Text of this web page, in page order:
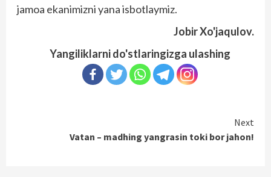
jamoa ekanimizni yana isbotlaymiz.
Jobir Xo'jaqulov.
Yangiliklarni do'stlaringizga ulashing
Reading
Next
Vatan – madhing yangrasin toki bor jahon!